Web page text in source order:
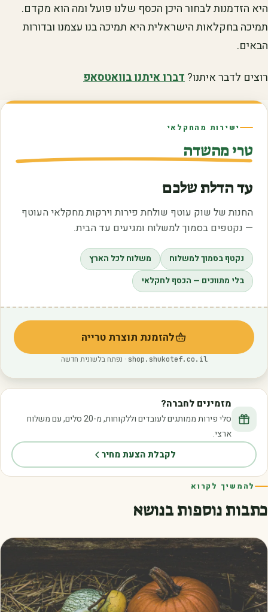
היא הזדמנות לבחור היכן הכסף שלנו פועל ומה הוא מקדם.
תמיכה בחקלאות הישראלית היא תמיכה בנו עצמנו ובדורות
הבאים.
רוצים לדבר איתנו?דברו איתנו בוואטסאפ
ישירות מהחקלאי
טרי מהשדה
עד הדלת שלכם
החנות של שוק עוטף שולחת פירות וירקות מחקלאי העוטף
— נקטפים בסמוך למשלוח ומגיעים עד הבית.
נקטף בסמוך למשלוח
משלוח לכל הארץ
בלי מתווכים — הכסף לחקלאי
להזמנת תוצרת טרייה
(נפתח בלשונית חדשה)
shop.shukotef.co.il · נפתח בלשונית חדשה
מזמינים לחברה?
סלי פירות ממותגים לעובדים וללקוחות, מ-20 סלים, עם משלוח
ארצי.
לקבלת הצעת מחיר
להמשיך לקרוא
כתבות נוספות בנושא